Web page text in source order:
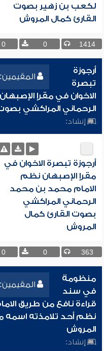
لكعب بن زهير بصوت
القارئ كمال المروش
1414
0
0
المقيمين: 0
أرجوزة
تبصرة
الاخوان في مقرإ
الرحماني المراكشي
إنشاد:
أرجوزة تبصرة الاخوان في
مقرإ الإصبهان نظم
الامام محمد بن محمد
الرحماني المراكشي
بصوت القارئ كمال
المروش
363
0
0
المقيمين: 0
منظومة
في سند
قراءة نافع من طريق
نظم أحد تلامذته اسمه
المروش
إنشاد: